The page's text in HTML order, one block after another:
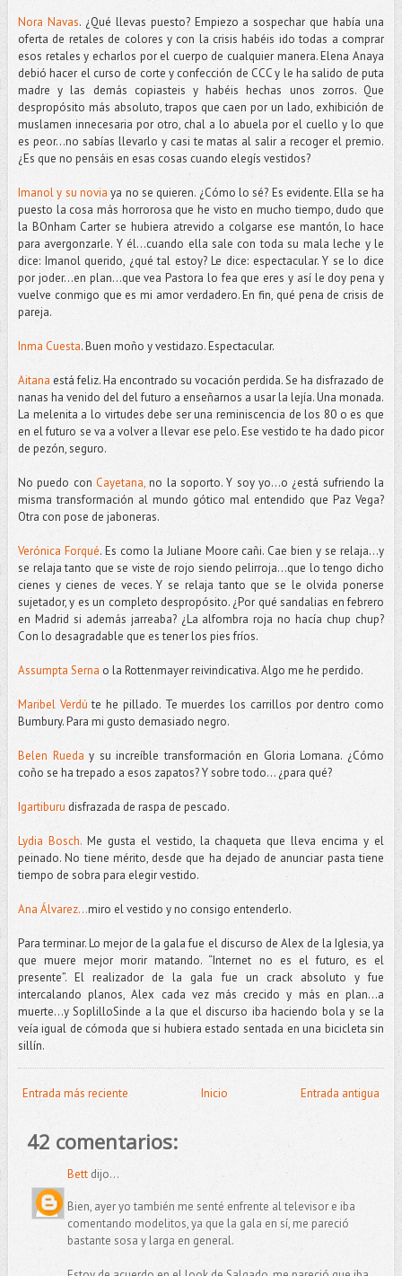
Nora Navas. ¿Qué llevas puesto? Empiezo a sospechar que había una
oferta de retales de colores y con la crisis habéis ido todas a comprar
esos retales y echarlos por el cuerpo de cualquier manera. Elena Anaya
debió hacer el curso de corte y confección de CCC y le ha salido de puta
madre y las demás copiasteis y habéis hechas unos zorros. Que
despropósito más absoluto, trapos que caen por un lado, exhibición de
muslamen innecesaria por otro, chal a lo abuela por el cuello y lo que
es peor...no sabías llevarlo y casi te matas al salir a recoger el premio.
¿Es que no pensáis en esas cosas cuando elegís vestidos?
Imanol y su novia ya no se quieren. ¿Cómo lo sé? Es evidente. Ella se ha
puesto la cosa más horrorosa que he visto en mucho tiempo, dudo que
la BOnham Carter se hubiera atrevido a colgarse ese mantón, lo hace
para avergonzarle. Y él...cuando ella sale con toda su mala leche y le
dice: Imanol querido, ¿qué tal estoy? Le dice: espectacular. Y se lo dice
por joder...en plan...que vea Pastora lo fea que eres y así le doy pena y
vuelve conmigo que es mi amor verdadero. En fin, qué pena de crisis de
pareja.
Inma Cuesta. Buen moño y vestidazo. Espectacular.
Aitana está feliz. Ha encontrado su vocación perdida. Se ha disfrazado de
nanas ha venido del del futuro a enseñarnos a usar la lejía. Una monada.
La melenita a lo virtudes debe ser una reminiscencia de los 80 o es que
en el futuro se va a volver a llevar ese pelo. Ese vestido te ha dado picor
de pezón, seguro.
No puedo con Cayetana,no la soporto. Y soy yo…o ¿está sufriendo la
misma transformación al mundo gótico mal entendido que Paz Vega?
Otra con pose de jaboneras.
Verónica Forqué. Es como la Juliane Moore cañi. Cae bien y se relaja…y
se relaja tanto que se viste de rojo siendo pelirroja...que lo tengo dicho
cienes y cienes de veces. Y se relaja tanto que se le olvida ponerse
sujetador, y es un completo despropósito. ¿Por qué sandalias en febrero
en Madrid si además jarreaba? ¿La alfombra roja no hacía chup chup?
Con lo desagradable que es tener los pies fríos.
Assumpta Serna o la Rottenmayer reivindicativa. Algo me he perdido.
Maribel Verdú te he pillado. Te muerdes los carrillos por dentro como
Bumbury. Para mi gusto demasiado negro.
Belen Rueda y su increíble transformación en Gloria Lomana. ¿Cómo
coño se ha trepado a esos zapatos? Y sobre todo... ¿para qué?
Igartiburu disfrazada de raspa de pescado.
Lydia Bosch.Me gusta el vestido, la chaqueta que lleva encima y el
peinado. No tiene mérito, desde que ha dejado de anunciar pasta tiene
tiempo de sobra para elegir vestido.
Ana Álvarez...miro el vestido y no consigo entenderlo.
Para terminar. Lo mejor de la gala fue el discurso de Alex de la Iglesia, ya
que muere mejor morir matando. “Internet no es el futuro, es el
presente”. El realizador de la gala fue un crack absoluto y fue
intercalando planos, Alex cada vez más crecido y más en plan…a
muerte…y SoplilloSinde a la que el discurso iba haciendo bola y se la
veía igual de cómoda que si hubiera estado sentada en una bicicleta sin
sillín.
Entrada más reciente Entrada antigua
Inicio
42 comentarios:
Bettdijo...
Bien, ayer yo también me senté enfrente al televisor e iba
comentando modelitos, ya que la gala en sí, me pareció
bastante sosa y larga en general.